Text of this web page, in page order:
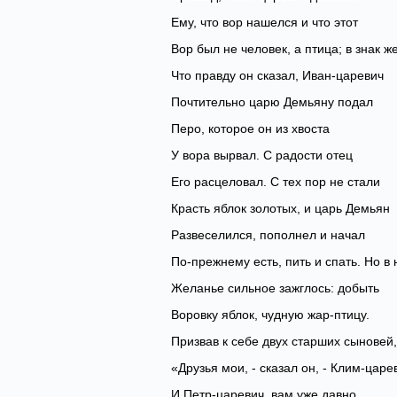
Ему, что вор нашелся и что этот
Вор был не человек, а птица; в знак
Что правду он сказал, Иван-царевич
Почтительно царю Демьяну подал
Перо, которое он из хвоста
У вора вырвал. С радости отец
Его расцеловал. С тех пор не стали
Красть яблок золотых, и царь Демьян
Развеселился, пополнел и начал
По-прежнему есть, пить и спать. Но в
Желанье сильное зажглось: добыть
Воровку яблок, чудную жар-птицу.
Призвав к себе двух старших сыновей,
«Друзья мои, - сказал он, - Клим-